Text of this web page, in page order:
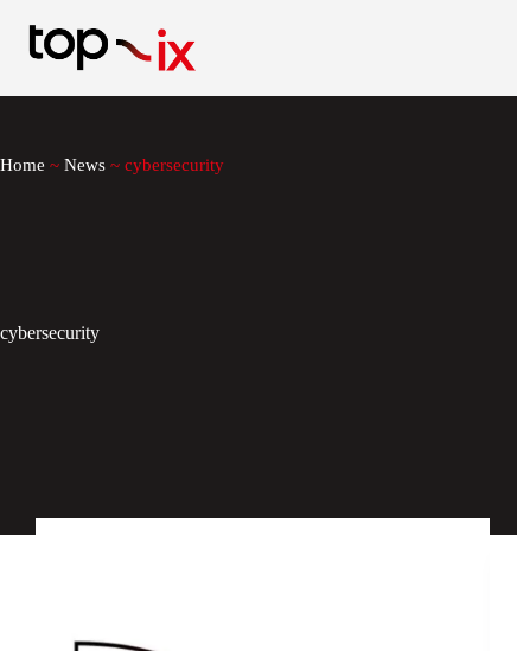
contenuto
Home ~ News ~ cybersecurity
cybersecurity